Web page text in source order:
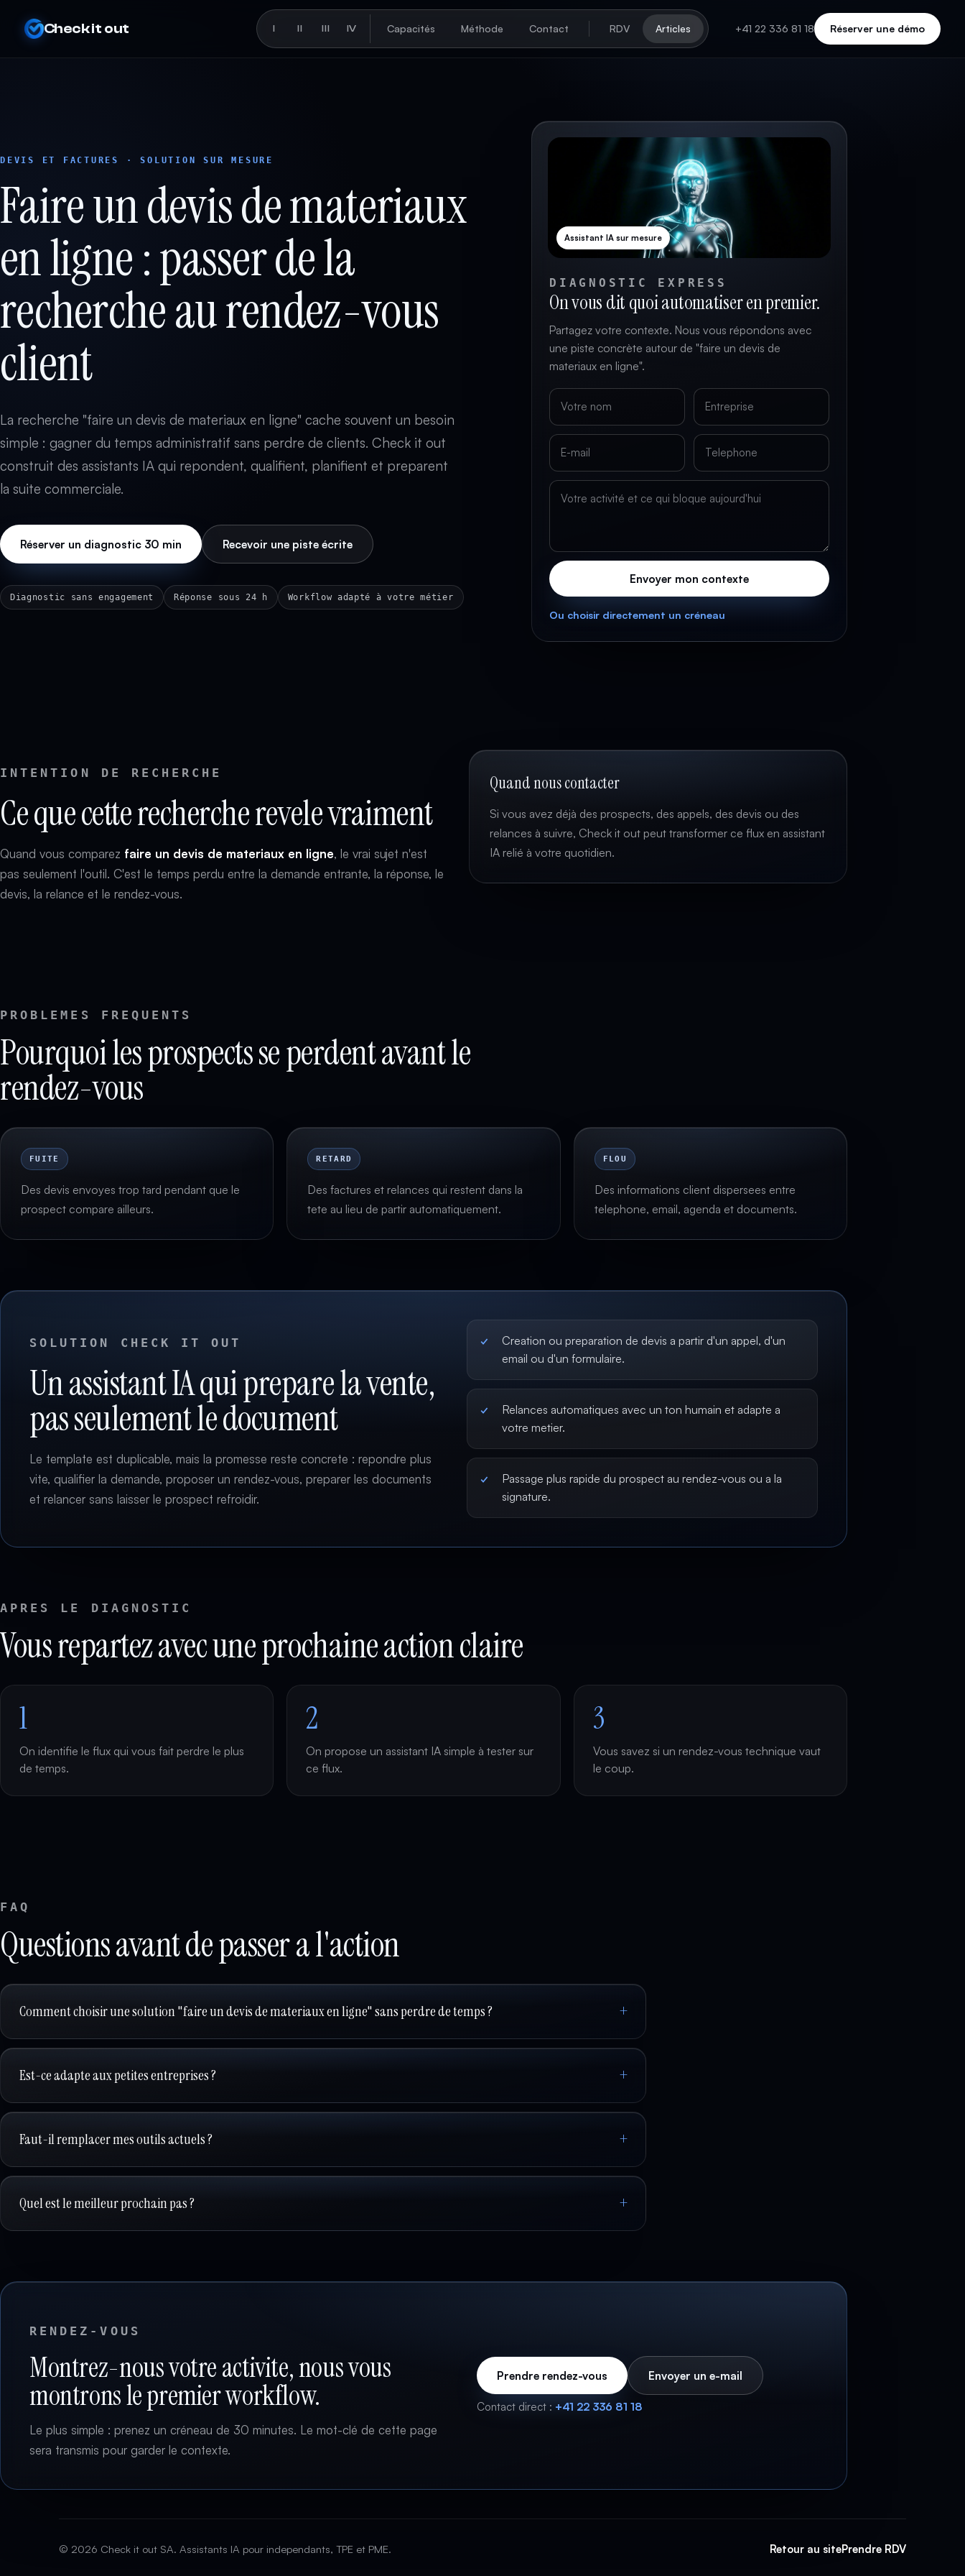
Check it out I II III IV Capacités Méthode Contact RDV Articles +41 22 336 81 18 Réserver une démo
DEVIS ET FACTURES · SOLUTION SUR MESURE
Faire un devis de materiaux
en ligne : passer de la
recherche au rendez-vous
client
La recherche "faire un devis de materiaux en ligne" cache souvent un besoin
simple : gagner du temps administratif sans perdre de clients. Check it out
construit des assistants IA qui repondent, qualifient, planifient et preparent
la suite commerciale.
Réserver un diagnostic 30 min Recevoir une piste écrite
Diagnostic sans engagement Réponse sous 24 h Workflow adapté à votre métier
Assistant IA sur mesure
DIAGNOSTIC EXPRESS
On vous dit quoi automatiser en premier.
Partagez votre contexte. Nous vous répondons avec
une piste concrète autour de "faire un devis de
materiaux en ligne".
Envoyer mon contexte
Ou choisir directement un créneau
INTENTION DE RECHERCHE
Ce que cette recherche revele vraiment
Quand vous comparez faire un devis de materiaux en ligne, le vrai sujet n'est
pas seulement l'outil. C'est le temps perdu entre la demande entrante, la réponse, le
devis, la relance et le rendez-vous.
Quand nous contacter
Si vous avez déjà des prospects, des appels, des devis ou des
relances à suivre, Check it out peut transformer ce flux en assistant
IA relié à votre quotidien.
PROBLEMES FREQUENTS
Pourquoi les prospects se perdent avant le
rendez-vous
FUITE
Des devis envoyes trop tard pendant que le
prospect compare ailleurs.
RETARD
Des factures et relances qui restent dans la
tete au lieu de partir automatiquement.
FLOU
Des informations client dispersees entre
telephone, email, agenda et documents.
SOLUTION CHECK IT OUT
Un assistant IA qui prepare la vente,
pas seulement le document
Le template est duplicable, mais la promesse reste concrete : repondre plus
vite, qualifier la demande, proposer un rendez-vous, preparer les documents
et relancer sans laisser le prospect refroidir.
Creation ou preparation de devis a partir d'un appel, d'un
email ou d'un formulaire.
Relances automatiques avec un ton humain et adapte a
votre metier.
Passage plus rapide du prospect au rendez-vous ou a la
signature.
APRES LE DIAGNOSTIC
Vous repartez avec une prochaine action claire
1
On identifie le flux qui vous fait perdre le plus
de temps.
2
On propose un assistant IA simple à tester sur
ce flux.
3
Vous savez si un rendez-vous technique vaut
le coup.
FAQ
Questions avant de passer a l'action
Comment choisir une solution "faire un devis de materiaux en ligne" sans perdre de temps ?
Est-ce adapte aux petites entreprises ?
Faut-il remplacer mes outils actuels ?
Quel est le meilleur prochain pas ?
RENDEZ-VOUS
Montrez-nous votre activite, nous vous
montrons le premier workflow.
Le plus simple : prenez un créneau de 30 minutes. Le mot-clé de cette page
sera transmis pour garder le contexte.
Prendre rendez-vous Envoyer un e-mail
Contact direct : +41 22 336 81 18
© 2026 Check it out SA. Assistants IA pour independants, TPE et PME. Retour au sitePrendre RDV